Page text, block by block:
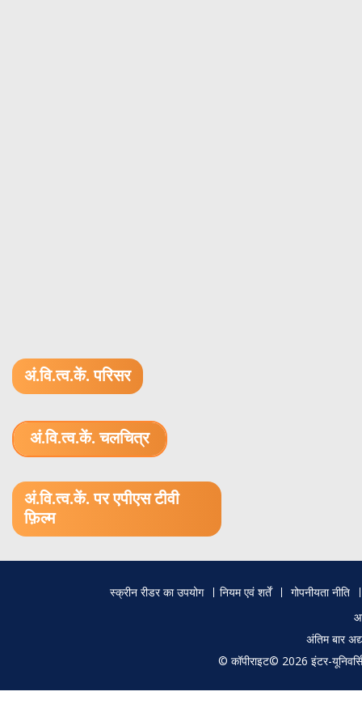
अं.वि.त्व.कें. परिसर
अं.वि.त्व.कें. चलचित्र
अं.वि.त्व.कें. पर एपीएस टीवी
फ़िल्म
स्क्रीन रीडर का उपयोग नियम एवं शर्तें
गोपनीयता नीति
अंतिम बार
© कॉपीराइट© 2026 इंटर-